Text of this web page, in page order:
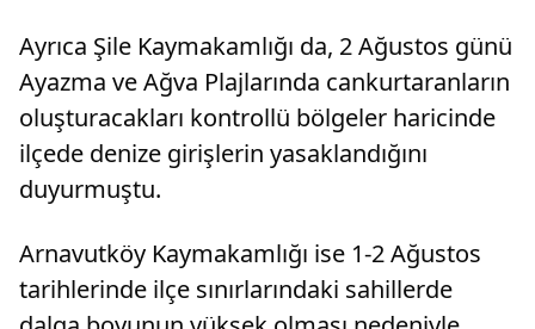
Ayrıca Şile Kaymakamlığı da, 2 Ağustos günü
Ayazma ve Ağva Plajlarında cankurtaranların
oluşturacakları kontrollü bölgeler haricinde
ilçede denize girişlerin yasaklandığını
duyurmuştu.
Arnavutköy Kaymakamlığı ise 1-2 Ağustos
tarihlerinde ilçe sınırlarındaki sahillerde